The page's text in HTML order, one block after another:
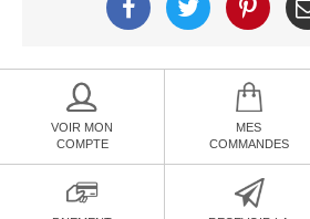
VOIR MON
COMPTE
MES
COMMANDES